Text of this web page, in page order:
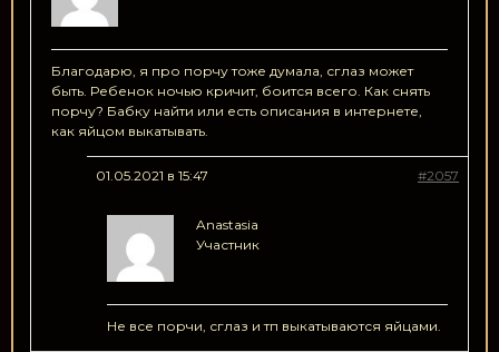
Благодарю, я про порчу тоже думала, сглаз может
быть. Ребенок ночью кричит, боится всего. Как снять
порчу? Бабку найти или есть описания в интернете,
как яйцом выкатывать.
01.05.2021 в 15:47 #2057
Anastasia
Участник
Не все порчи, сглаз и тп выкатываются яйцами.